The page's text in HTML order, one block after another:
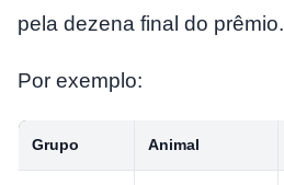
pela dezena final do prêmio.
Por exemplo:
Grupo Animal